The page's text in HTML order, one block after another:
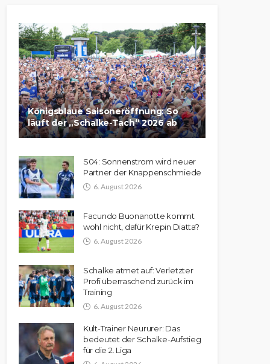
Königsblaue Saisoneröffnung: So
läuft der „Schalke-Tach“ 2026 ab
S04: Sonnenstrom wird neuer
Partner der Knappenschmiede
6. August 2026
Facundo Buonanotte kommt
wohl nicht, dafür Krepin Diatta?
6. August 2026
Schalke atmet auf: Verletzter
Profi überraschend zurück im
Training
6. August 2026
Kult-Trainer Neururer: Das
bedeutet der Schalke-Aufstieg
für die 2. Liga